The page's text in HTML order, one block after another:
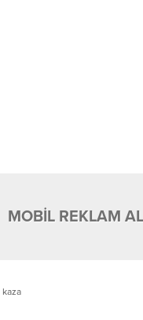
MOBİL REKLAM
kaza